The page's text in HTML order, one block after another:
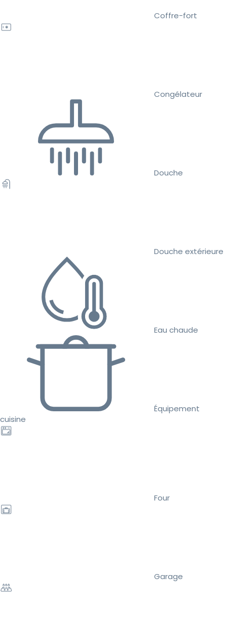
Coffre-fort
Congélateur
Douche
Douche extérieure
Eau chaude
Équipement
cuisine
Four
Garage